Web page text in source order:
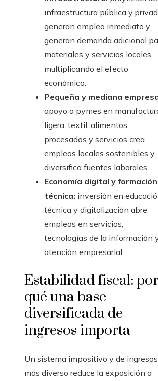
infraestructura pública y
generan empleo inmediato y
generan demanda adicional
materiales y servicios locales,
multiplicando el efecto
económico.
Pequeña y mediana
apoyo a pymes en
ligera, textil, alimentos
procesados y servicios crea
empleos locales sostenibles y
diversifica fuentes laborales.
Economía digital y formación
técnica: inversión en
técnica y digitalización abre
empleos en servicios,
tecnologías de la información
atención empresarial.
Estabilidad fiscal:
qué una base
diversificada de
ingresos importa
Un sistema impositivo y de ingresos
más diverso reduce la exposición a